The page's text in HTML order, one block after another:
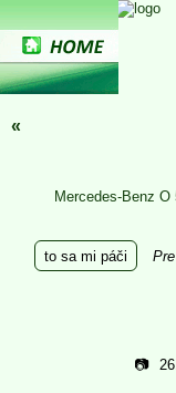
«
Mercedes-Benz
to sa mi páči
📷